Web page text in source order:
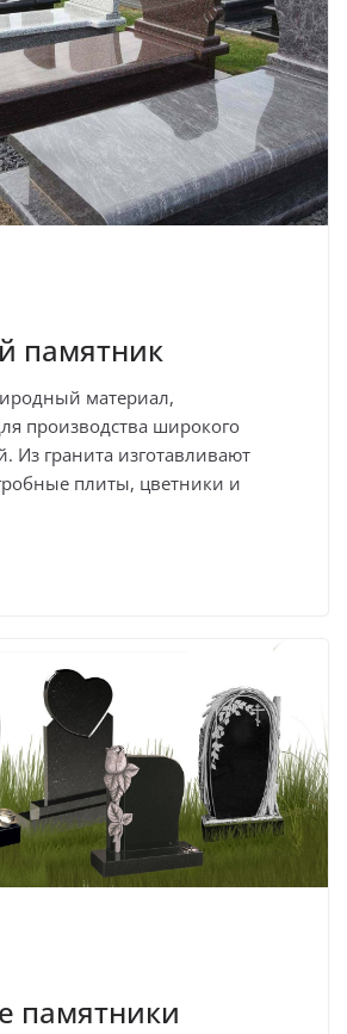
памятник
материал,
производства широкого
Из гранита изготавливают
плиты, цветники и
памятники